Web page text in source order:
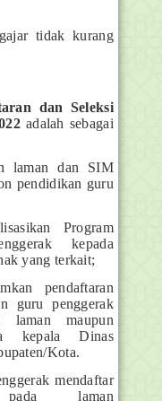
tidak kurang
dan Seleksi
adalah sebagai
laman dan SIM
pendidikan guru
Program
kepada
yang terkait;
pendaftaran
guru penggerak
laman maupun
kepala Dinas
Kota.
mendaftar
laman